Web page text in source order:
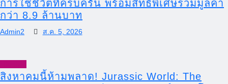
การใช้ชีวิตที่ครบครัน พร้อมสิทธิพิเศษรวมมูลค่า
กว่า 8.9 ล้านบาท
Admin2 ส.ค. 5, 2026
สิงหาคมนี้ห้ามพลาด! Jurassic World: The